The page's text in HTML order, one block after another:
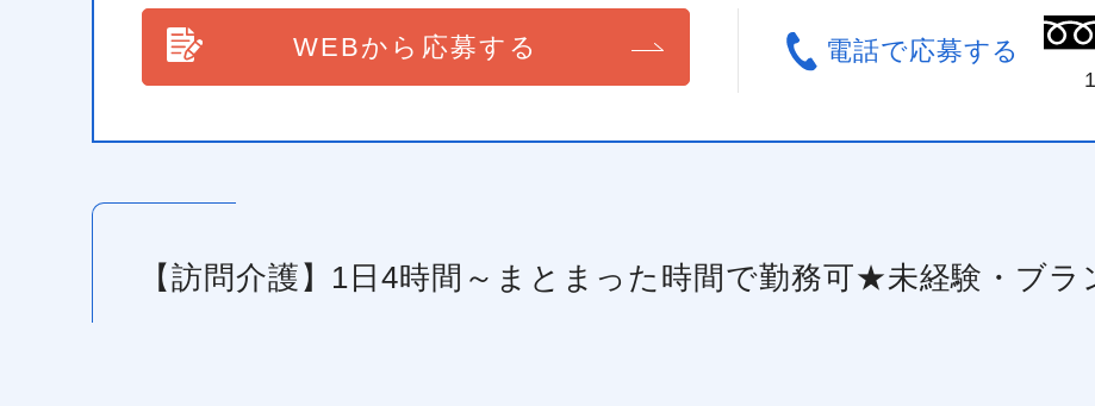
WEBから応募する 電話で応募する
【訪問介護】1日4時間～まとまった時間で勤務可★未経験・ブラ